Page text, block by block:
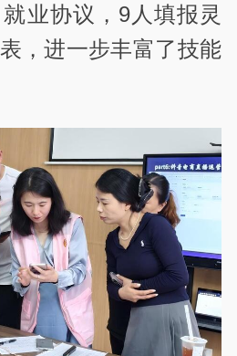
业协议，9人填报灵
，进一步丰富了技能